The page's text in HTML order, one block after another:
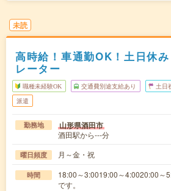
未読
高時給！車通勤OK！土日休
レーター
職種未経験OK 交通費別途支給あり 土日
派遣
勤務地 山形県酒田市
酒田駅から---分
曜日頻度 月～金・祝
時間
18:00～3:0019:00～4:0020:00～
です。